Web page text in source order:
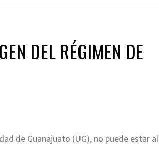
DEL RÉGIMEN DE
de Guanajuato (UG), no puede estar al